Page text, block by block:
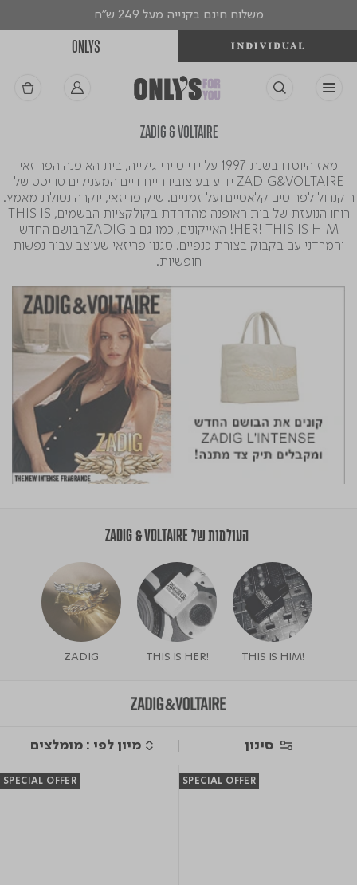
משלוח חינם בקנייה מעל 249 ש"ח
ONLYS
ZADIG & VOLTAIRE
מאז היוסדו בשנת 1997 על ידי טיירי גילייה, בית האופנה הפריזאי
ZADIG&VOLTAIRE ידוע בעיצוביו הייחודיים המעניקים טוויסט של
רוקנרול לפריטים קלאסיים ועל זמניים. שיק פריזאי, יוקרה נטולת מאמץ.
רוחו הנועזת של בית האופנה מהדהדת בקולקציות הבשמים, THIS IS
HER! THIS IS HIM! האייקונים, כמו גם ב ZADIGהבושם החדש
והמרדני עם בקבוק בצורת כנפיים. סגנון פריזאי שעוצב עבור נפשות
חופשיות.
העולמות של ZADIG & VOLTAIRE
!THIS IS HIM
!THIS IS HER
ZADIG
סינון
SPECIAL OFFER
SPECIAL OFFER